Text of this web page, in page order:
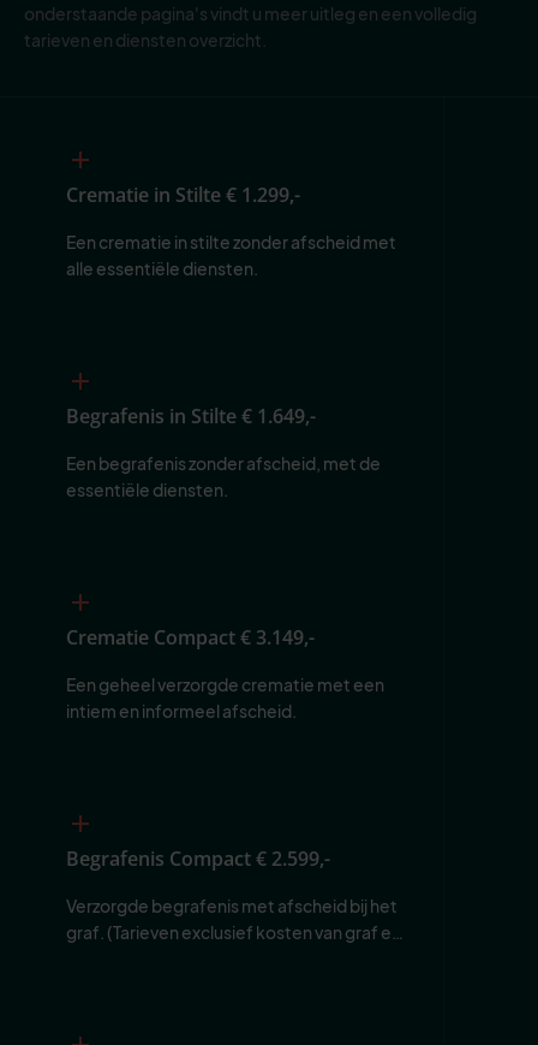
onderstaande pagina's vindt u meer uitleg en een volledig
tarieven en diensten overzicht.
Crematie in Stilte€ 1.299,-
Een crematie in stilte zonder afscheid met
alle essentiële diensten.
Begrafenis in Stilte€ 1.649,-
Een begrafenis zonder afscheid, met de
essentiële diensten.
Crematie Compact€ 3.149,-
Een geheel verzorgde crematie met een
intiem en informeel afscheid.
Begrafenis Compact€ 2.599,-
Verzorgde begrafenis met afscheid bij het
graf. (Tarieven exclusief kosten van graf en